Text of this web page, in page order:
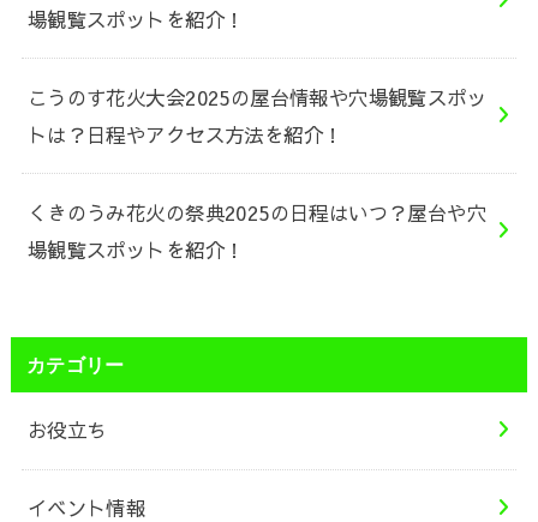
場観覧スポットを紹介！
こうのす花火大会2025の屋台情報や穴場観覧スポッ
トは？日程やアクセス方法を紹介！
くきのうみ花火の祭典2025の日程はいつ？屋台や穴
場観覧スポットを紹介！
カテゴリー
お役立ち
イベント情報